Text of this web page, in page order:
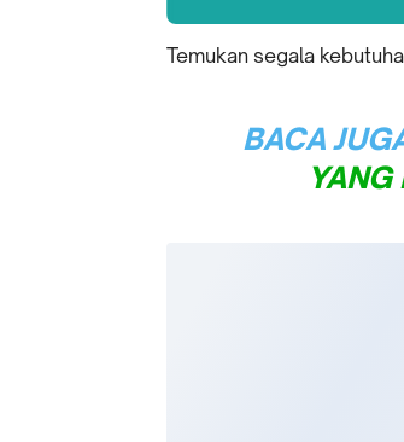
Temukan segala
BACA
YANG